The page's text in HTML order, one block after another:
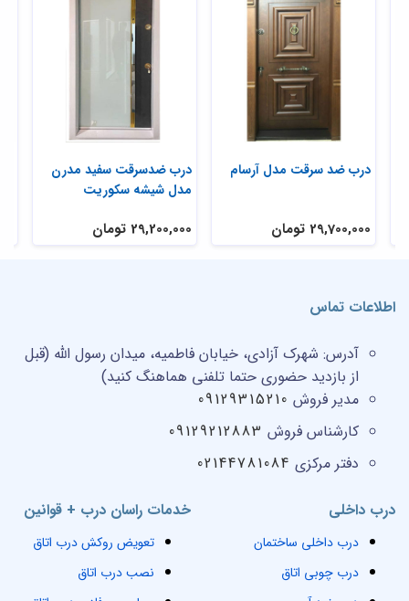
درب ضدسرقت سفید مدرن
مدل شیشه سکوریت
29,200,000 تومان
درب ضد سرقت مدل آرسام
29,700,000 تومان
خدمات راسان درب + قوانین
تعویض روکش درب اتاق
نصب درب اتاق
درب داخلی
درب داخلی ساختمان
درب چوبی اتاق
اطلاعات تماس
آدرس: شهرک آزادی، خیابان فاطمیه، میدان رسول الله (قبل
از بازدید حضوری حتما تلفنی هماهنگ کنید)
مدیر فروش 09129315210
کارشناس فروش 09129212883
دفتر مرکزی 02144781084